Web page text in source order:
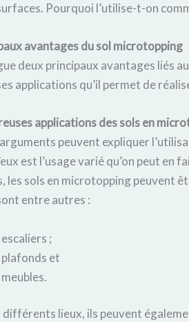
Pourquoi l’utilise-t-on
avantages du sol microtopping
deux principaux avantages liés
applications qu’il permet de
applications des sols en
peuvent expliquer
est l’usage varié qu’on peut
les sols en microtopping peuvent
entre autres :
;
plafonds et
lieux, ils peuvent